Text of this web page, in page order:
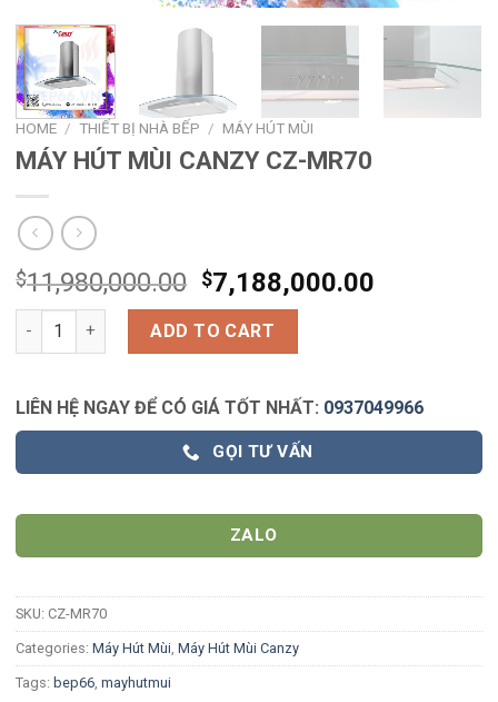
HOME / THIẾT BỊ NHÀ BẾP / MÁY HÚT MÙI
MÁY HÚT MÙI CANZY CZ-MR70
$11,980,000.00 $7,188,000.00
MÁY HÚT MÙI CANZY CZ-MR70 quantity
ADD TO CART
LIÊN HỆ NGAY ĐỂ CÓ GIÁ TỐT NHẤT: 0937049966
GỌI TƯ VẤN
ZALO
SKU: CZ-MR70
Categories: Máy Hút Mùi Máy Hút Mùi Canzy
Tags: bep66 mayhutmui